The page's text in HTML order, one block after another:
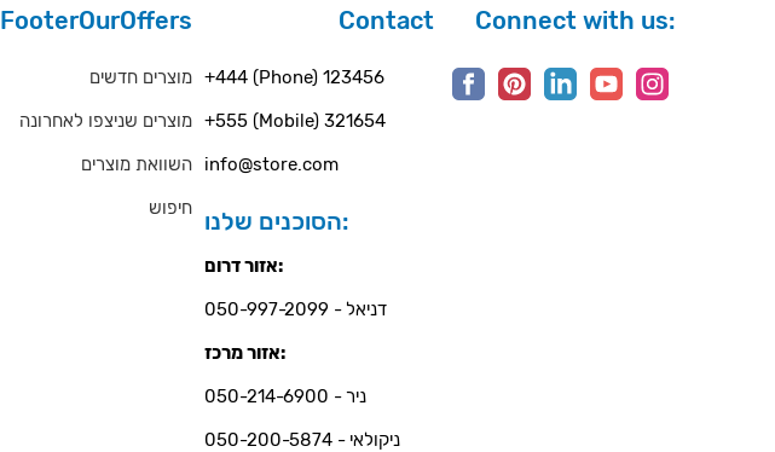
FooterOurOffers
מוצרים חדשים
מוצרים שניצפו לאחרונה
השוואת מוצרים
חיפוש
Contact
+444 (Phone) 123456
+555 (Mobile) 321654
info@store.com
הסוכנים שלנו:
אזור דרום:
דניאל - 050-997-2099
אזור מרכז:
ניר - 050-214-6900
ניקולאי - 050-200-5874
Connect with us: